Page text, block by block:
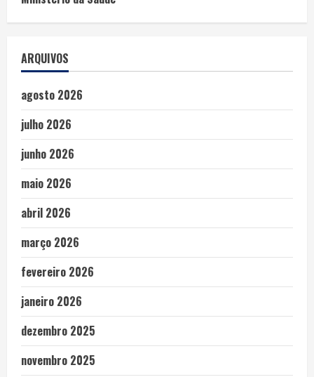
ARQUIVOS
agosto 2026
julho 2026
junho 2026
maio 2026
abril 2026
março 2026
fevereiro 2026
janeiro 2026
dezembro 2025
novembro 2025